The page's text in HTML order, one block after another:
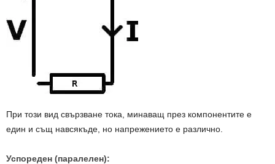
При този вид свързване тока, минаващ през компонентите е
един и същ навсякъде, но напрежението е различно.
Успореден (паралелен):